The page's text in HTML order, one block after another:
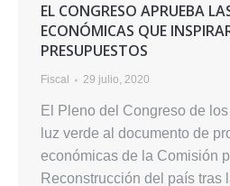
EL CONGRESO APRUEBA
ECONÓMICAS QUE
PRESUPUESTOS
Fiscal 29 julio, 2020
El Pleno del Congreso de
luz verde al documento de
económicas de la Comisión
Reconstrucción del país tras